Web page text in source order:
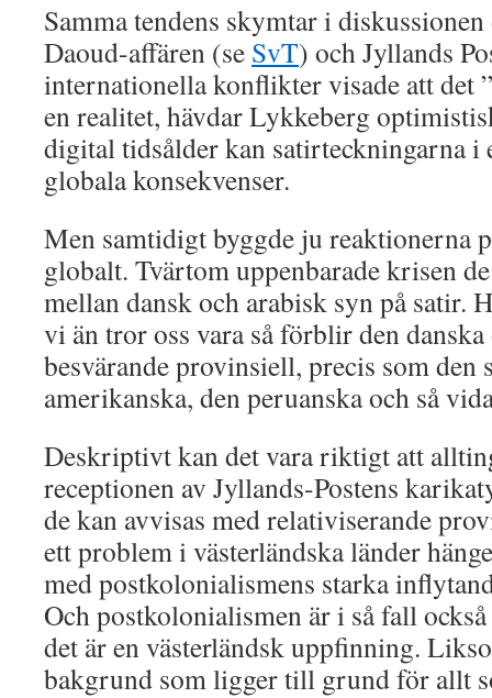
Samma tendens skymtar i
Daoud-affären (se SvT) och Jyllands
internationella konflikter visade att det
en realitet, hävdar Lykkeberg
digital tidsålder kan satirteckningarna i
globala konsekvenser.
Men samtidigt byggde ju reaktionerna
globalt. Tvärtom uppenbarade krisen
mellan dansk och arabisk syn på satir.
vi än tror oss vara så förblir den
besvärande provinsiell, precis som den
amerikanska, den peruanska och så
Deskriptivt kan det vara riktigt att
receptionen av Jyllands-Postens
de kan avvisas med relativiserande
ett problem i västerländska länder
med postkolonialismens starka
Och postkolonialismen är i så fall
det är en västerländsk uppfinning.
bakgrund som ligger till grund för allt